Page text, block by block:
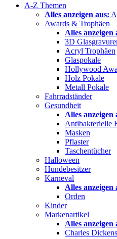
A-Z Themen
Alles anzeigen aus:
Awards & Trophäen
Alles anzeigen
3D
Acryl Trophäen
Glaspokale
Hollywood
Holz Pokale
Metall Pokale
Fahrradständer
Gesundheit
Alles anzeigen
Antibakterielle
Masken
Pflaster
Taschentücher
Halloween
Hundebesitzer
Karneval
Alles anzeigen
Orden
Kinder
Markenartikel
Alles anzeigen
Charles Dickens